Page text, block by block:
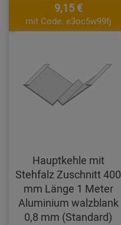
9,15 €
mit Code: e3oc5w99fj
Hauptkehle mit
Stehfalz Zuschnitt 400
mm Länge 1 Meter
Aluminium walzblank
0,8 mm (Standard)